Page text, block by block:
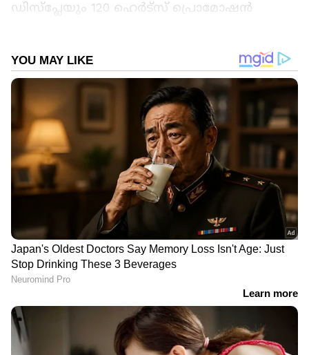
ഡിസ്പ്ലേയും 120 ഹെര്‍ട്‌സ് പ്രൊമോഷൻ
പ്രവർത്തിക്കുന്നത്. 48-മെഗാപിക്‌സൽ പ്രധാന
ക്യാമറയും മികച്ച വീഡിയോ റെക്കോർഡിംഗ്
സംവിധാനവും ഇതിന്‍റെ പ്രത്യേകതകളാണ്.
ഇന്ത്യയിൽ ഐഫോൺ 17-ന്‍റെ പ്രാരംഭ വില
82,900 രൂപയാണ്.
ഏഷ്യാനെറ്റ് ന്യൂസ് പ്രധാന വാർത്താ സ്രോതസായി
തെരഞ്ഞെടുക്കുക